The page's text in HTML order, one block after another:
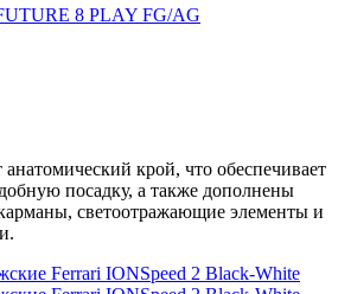
8 PLAY FG/AG
крой, что обеспечивает
посадку, а также дополнены
светоотражающие элементы и